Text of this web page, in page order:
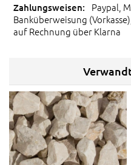
Paypal,
Banküberweisung
auf Rechnung über Klarna